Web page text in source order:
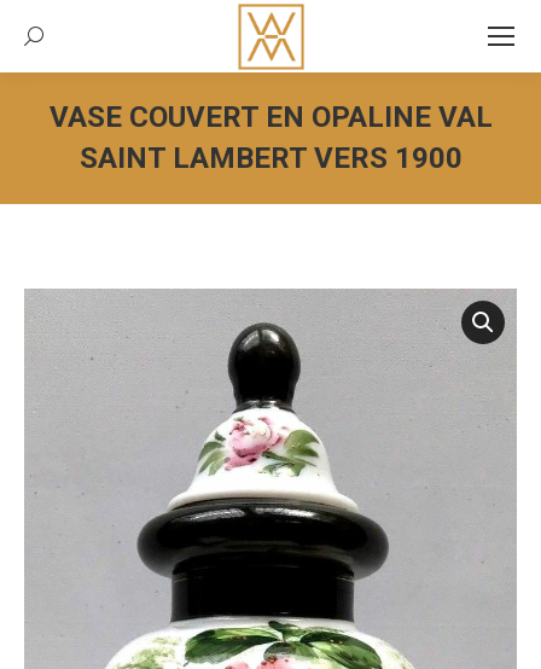
Recherche:
VASE COUVERT EN OPALINE VAL
SAINT LAMBERT VERS 1900
Vous êtes ici :